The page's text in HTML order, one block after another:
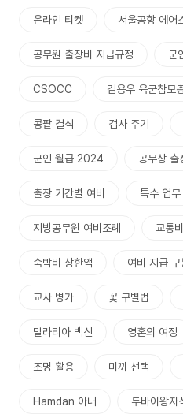
온라인 티켓 서울공항 에어
공무원 출장비 지급규정 군
CSOCC 김용우 육군참모
콩팥 결석 검사 주기
군인 월급 2024 공무상 출
출장 기간별 여비 특수 업무
지방공무원 여비조례 교통
숙박비 상한액 여비 지급 구
교사 병가 꽃 구별법
말라리아 백신 영혼의 여정
조명 활용 미끼 선택
Hamdan 아내 두바이왕자